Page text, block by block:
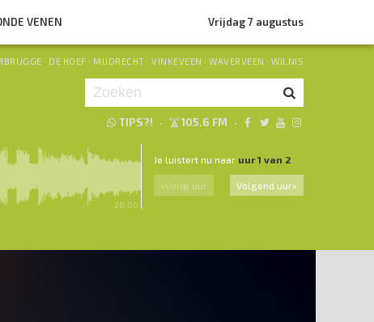
VENEN Vrijdag 7 augustus
· DE HOEF · MIJDRECHT · VINKEVEEN · WAVERVEEN · WILNIS
TIPS?! · 105.6 FM ·
20.00
Je luistert nu naar uur 1 van 2
«Vorig uur Volgend uur»